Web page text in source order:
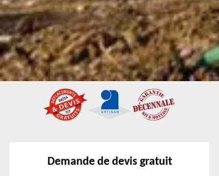
Demande de devis gratuit